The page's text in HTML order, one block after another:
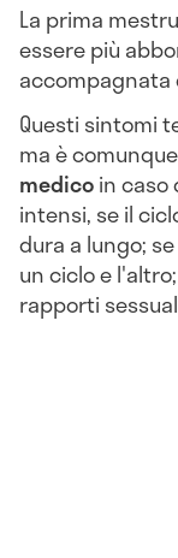
La prima
essere più
accompagnata
Questi sintomi
ma è comunque
medicoin caso
intensi, se il
dura a lungo;
un ciclo e
rapporti